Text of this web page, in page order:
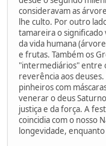
consideravam as
lhe culto. Por outro
tamareira o
da vida humana
e frutas. Também os
"intermediários" entre
reverência aos
pinheiros com
venerar o deus
justiça e da força. A
coincidia com o nosso
longevidade,